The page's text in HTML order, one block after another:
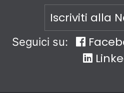
Iscriviti alla
Seguici su: